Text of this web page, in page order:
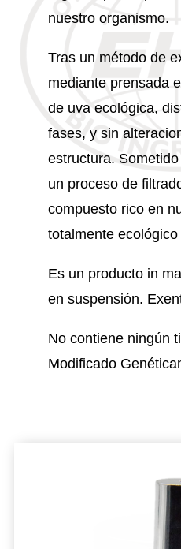
nuestro organismo.
Tras un método de
mediante prensada
de uva ecológica,
fases, y sin
estructura.
un proceso de
compuesto rico en
totalmente ecológico
Es un producto in
en suspensión.
No contiene ningún
Modificado